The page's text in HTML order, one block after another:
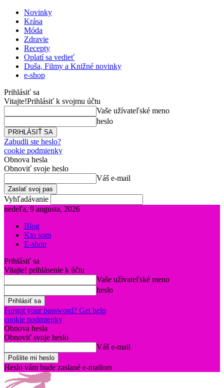
Novinky
Krása
Móda
Zdravie
Recepty
Oplatí sa vedieť
Duša, Filmy a Knižné novinky
e-shop
Prihlásiť sa
Vitajte!Prihlásiť k svojmu účtu
Vaše užívateľské meno
heslo
Zabudli ste heslo?
cookie podmienky
Obnova hesla
Obnoviť svoje heslo
Váš e-mail
Vyhľadávanie
nedeľa, 9 augusta, 2026
Blog
Kto som
E-shop
Prihlásiť sa
Vitajte! prihlásenie k účtu
Vaše užívateľské meno
heslo
Forgot your password? Get help
cookie podmienky
Obnova hesla
Obnoviť svoje heslo
Váš e-mail
Heslo vám bude zaslané e-mailom